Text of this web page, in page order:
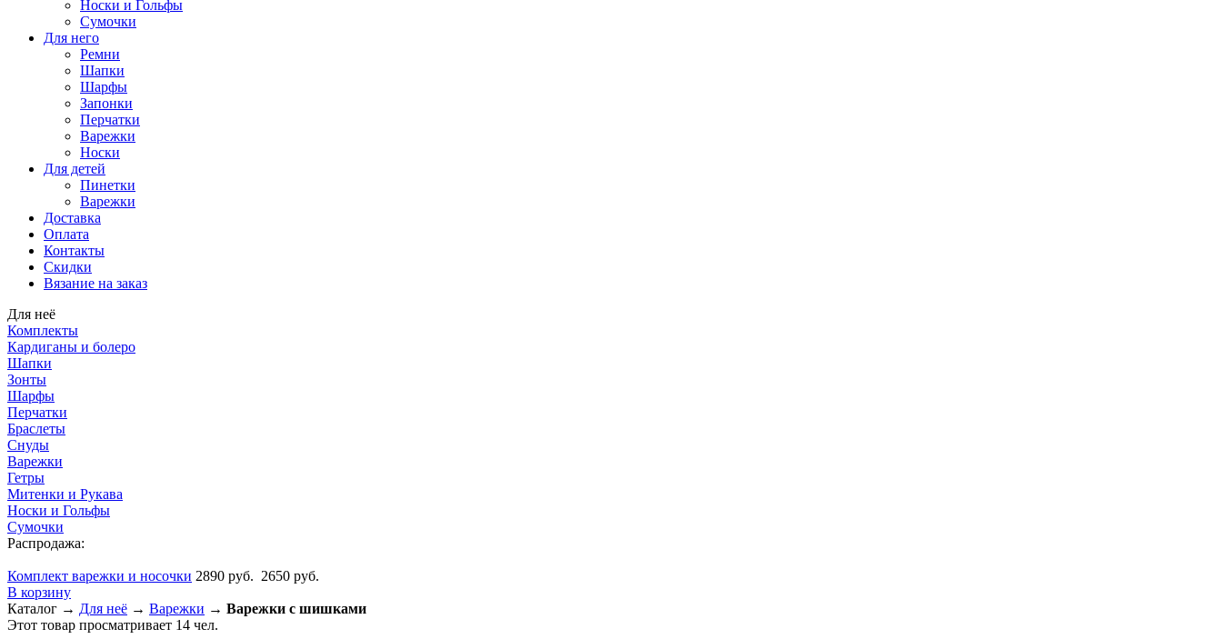
Носки и Гольфы
Сумочки
Для него
Ремни
Шапки
Шарфы
Запонки
Перчатки
Варежки
Носки
Для детей
Пинетки
Варежки
Доставка
Оплата
Контакты
Скидки
Вязание на заказ
Для неё
Комплекты
Кардиганы и болеро
Шапки
Зонты
Шарфы
Перчатки
Браслеты
Снуды
Варежки
Гетры
Митенки и Рукава
Носки и Гольфы
Сумочки
Распродажа:
Комплект варежки и носочки 2890 руб. 2650 руб.
В корзину
Каталог → Для неё → Варежки → Варежки с шишками
Этот товар просматривает 14 чел.